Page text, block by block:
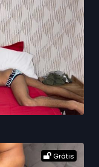
Grátis